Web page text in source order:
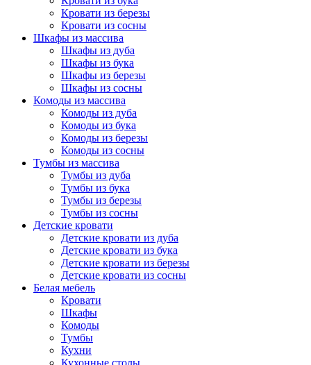
Кровати из березы
Кровати из сосны
Шкафы из массива
Шкафы из дуба
Шкафы из бука
Шкафы из березы
Шкафы из сосны
Комоды из массива
Комоды из дуба
Комоды из бука
Комоды из березы
Комоды из сосны
Тумбы из массива
Тумбы из дуба
Тумбы из бука
Тумбы из березы
Тумбы из сосны
Детские кровати
Детские кровати из дуба
Детские кровати из бука
Детские кровати из березы
Детские кровати из сосны
Белая мебель
Кровати
Шкафы
Комоды
Тумбы
Кухни
Кухонные столы